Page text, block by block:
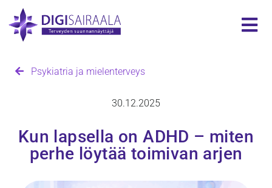
Psykiatria ja mielenterveys
30.12.2025
Kun lapsella on ADHD – miten
perhe löytää toimivan arjen